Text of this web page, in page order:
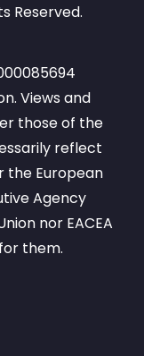
bile -
aynı
kaynakları
ve
pratik
Nihayetinde
bir
öğrenme
Reserved.
Views and
those of the
reflect
the European
Agency
nor EACEA
them.